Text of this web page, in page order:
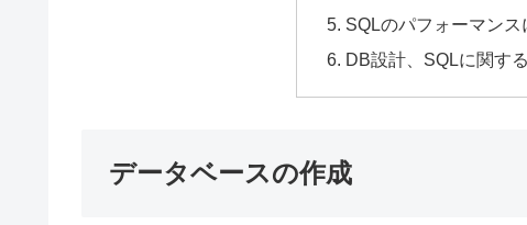
SQLのパフォーマン
DB設計、SQLに関す
データベースの作成